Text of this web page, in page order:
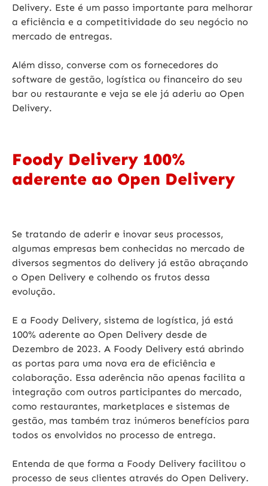
Delivery. Este é um passo importante para melhorar
a eficiência e a competitividade do seu negócio no
mercado de entregas.
Além disso, converse com os fornecedores do
software de gestão, logística ou financeiro do seu
bar ou restaurante e veja se ele já aderiu ao Open
Delivery.
Foody Delivery 100%
aderente ao Open Delivery
Se tratando de aderir e inovar seus processos,
algumas empresas bem conhecidas no mercado de
diversos segmentos do delivery já estão abraçando
o Open Delivery e colhendo os frutos dessa
evolução.
E a Foody Delivery, sistema de logística, já está
100% aderente ao Open Delivery desde de
Dezembro de 2023. A Foody Delivery está abrindo
as portas para uma nova era de eficiência e
colaboração. Essa aderência não apenas facilita a
integração com outros participantes do mercado,
como restaurantes, marketplaces e sistemas de
gestão, mas também traz inúmeros benefícios para
todos os envolvidos no processo de entrega.
Entenda de que forma a Foody Delivery facilitou o
processo de seus clientes através do Open Delivery.